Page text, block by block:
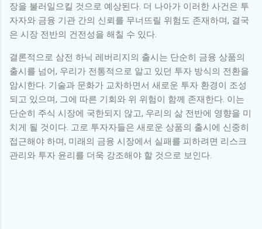
장을 불러일으킬 것으로 예상된다. 더 나아가 이러한 사건은 투
자자와 금융 기관 간의 신뢰를 무너뜨릴 위험도 존재하며, 결국
은 시장 전반의 건전성을 해칠 수 있다.
결론적으로 삼전 하닉 레버리지의 출시는 단순히 금융 상품의
출시를 넘어, 우리가 전통적으로 알고 있던 투자 방식의 전환을
암시한다. 기술과 문화가 교차하면서 새로운 투자 환경이 조성
되고 있으며, 그에 따른 기회와 위 위험이 함께 존재한다. 이는
단순히 주식 시장에 국한되지 않고, 우리의 삶 전반에 영향을 미
치게 될 것이다. 고로 투자자들은 새로운 상품의 출시에 신중히
접근해야 하며, 미래의 금융 시장에서 실패를 피하려면 리스크
관리와 투자 윤리를 더욱 강조해야 할 것으로 보인다.